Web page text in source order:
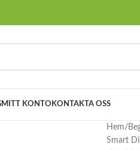
MITT KONTO KONTAKTA OSS
Hem
Smart